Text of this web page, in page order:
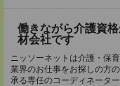
働きながら介護資
材会社です
ニッソーネットは介護・保
業界のお仕事をお探しの方
承る専任のコーディネータ